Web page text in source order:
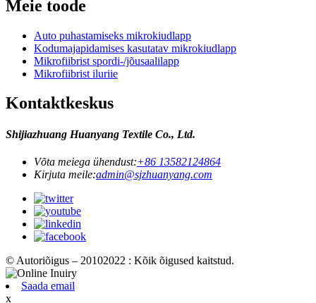
Meie toode
Auto puhastamiseks mikrokiudlapp
Kodumajapidamises kasutatav mikrokiudlapp
Mikrofiibrist spordi-/jõusaalilapp
Mikrofiibrist iluriie
Kontaktkeskus
Shijiazhuang Huanyang Textile Co., Ltd.
Võta meiega ühendust:+86 13582124864
Kirjuta meile:admin@sjzhuanyang.com
© Autoriõigus – 20102022 : Kõik õigused kaitstud.
Saada email
x